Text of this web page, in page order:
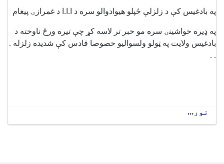
په بادغیس کې د زلزلې ځپلو هیوادوالو سره د ا.ا.ا د غمرازۍ پيغام
په ډیره خواشینۍ سره مو خبر تر لاسه کړ چې تیره ورځ ناوخته د
بادغیس ولایت په ټولو ولسوالیو خصوصا قادس کې شدیده زلزله .
. .
نور...